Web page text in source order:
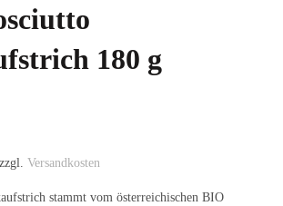
180 g
zzgl. Versandkosten
stammt vom österreichischen BIO